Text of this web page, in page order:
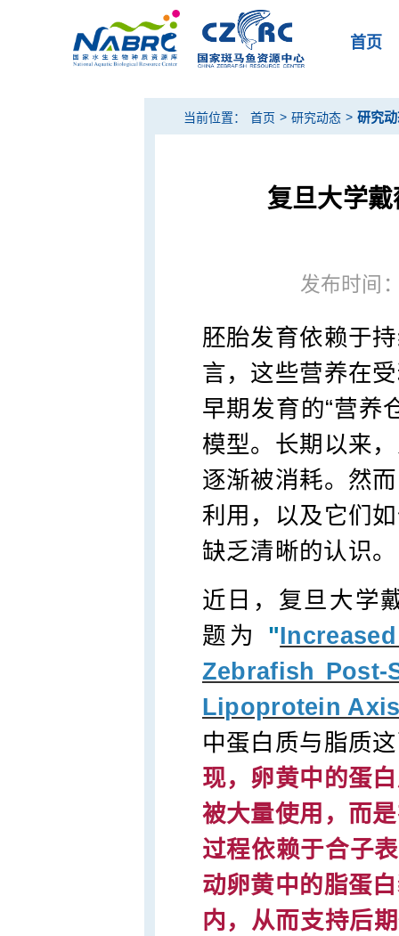
首页
当前位置： 首页 > 研究动态 > 研究
复旦大学
发布时间
胚胎发育依赖于
言，这些营养在
早期发育的“营养
模型。长期以来
逐渐被消耗。然
利用，以及它们
缺乏清晰的认识。
近日，复旦大学
题为 "
Zebrafish Post-
Lipoprotein
中蛋白质与脂质
现，卵黄中的蛋
被大量使用，而
过程依赖于合子
动卵黄中的脂蛋
内，从而支持后